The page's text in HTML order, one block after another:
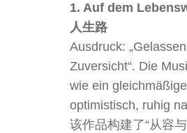
1. Auf dem
人生路
Ausdruck:
Zuversicht“. Die
wie ein
optimistisch, ruhig
该作品构建了“从容